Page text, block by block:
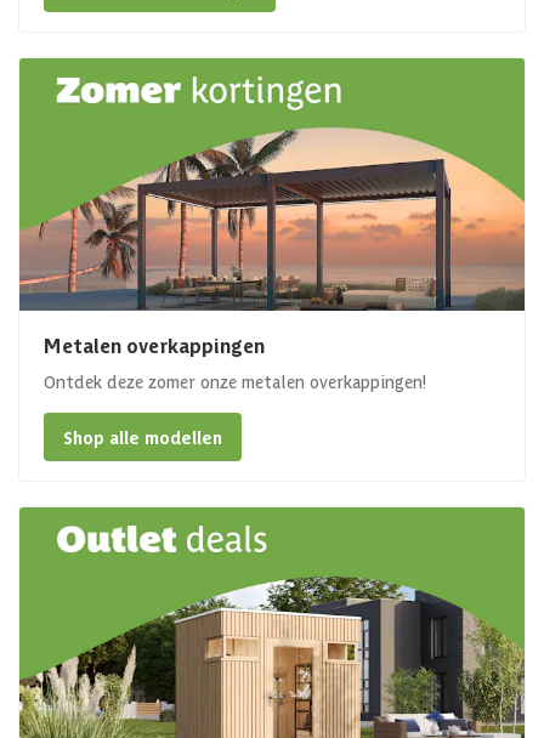
Metalen overkappingen
Ontdek deze zomer onze metalen overkappingen!
Shop alle modellen